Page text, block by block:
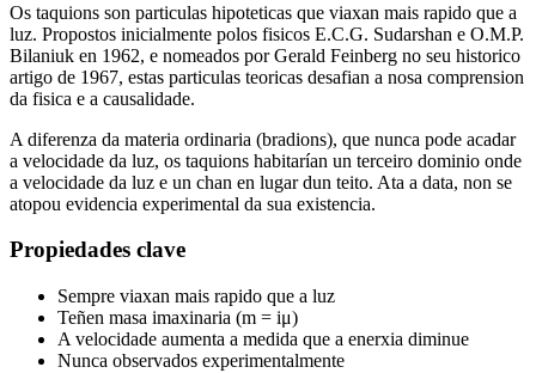
Os taquions son particulas hipoteticas que viaxan mais rapido que a
luz. Propostos inicialmente polos fisicos E.C.G. Sudarshan e O.M.P.
Bilaniuk en 1962, e nomeados por Gerald Feinberg no seu historico
artigo de 1967, estas particulas teoricas desafian a nosa comprension
da fisica e a causalidade.
A diferenza da materia ordinaria (bradions), que nunca pode acadar
a velocidade da luz, os taquions habitarían un terceiro dominio onde
a velocidade da luz e un chan en lugar dun teito. Ata a data, non se
atopou evidencia experimental da sua existencia.
Propiedades clave
Sempre viaxan mais rapido que a luz
Teñen masa imaxinaria (m = iμ)
A velocidade aumenta a medida que a enerxia diminue
Nunca observados experimentalmente